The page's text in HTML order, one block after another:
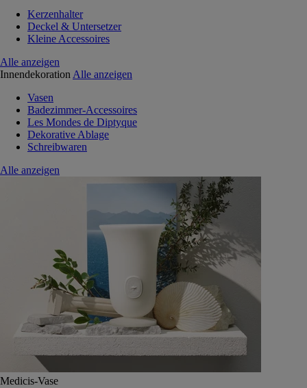
Kerzenhalter
Deckel & Untersetzer
Kleine Accessoires
Alle anzeigen
Innendekoration Alle anzeigen
Vasen
Badezimmer-Accessoires
Les Mondes de Diptyque
Dekorative Ablage
Schreibwaren
Alle anzeigen
Medicis-Vase